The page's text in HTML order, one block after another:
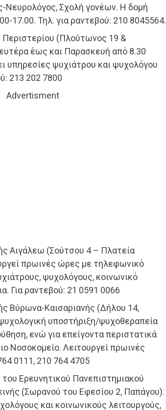
Νευρολόγος, Σχολή γονέων. Η δομή
17.00. Τηλ. για ραντεβού: 210 8045564.
Περιστερίου (Πλούτωνος 19 &
έως και Παρασκευή από 8.30
υπηρεσίες ψυχιάτρου και ψυχολόγου
213 202 7800
Advertisment
Αιγάλεω (Σούτσου 4 – Πλατεία
πρωινές ώρες με τηλεφωνικό
ψυχολόγους, κοινωνικό
Για ραντεβού: 21 0591 0066
Βύρωνα-Καισαριανής (Δήλου 14,
υποστήριξη/ψυχοθεραπεία
ενώ για επείγοντα περιστατικά
Νοσοκομείο. Λειτουργεί πρωινές
0111, 210 764 4705
Ερευνητικού Πανεπιστημιακού
(Σωρανού του Εφεσίου 2, Παπάγου):
και κοινωνικούς λειτουργούς,